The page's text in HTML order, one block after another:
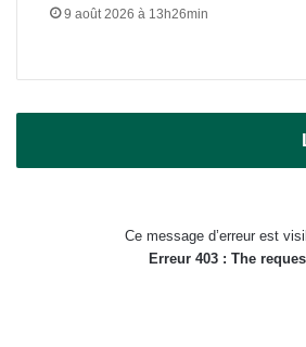
9 août 2026 à 13h26min
Ce message d’erreur est
Erreur 403 : The